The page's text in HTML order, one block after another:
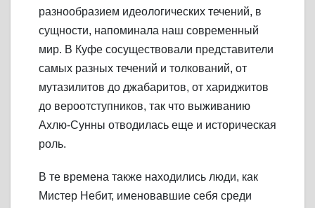
разнообразием идеологических течений, в
сущности, напоминала наш современный
мир. В Куфе сосуществовали представители
самых разных течений и толкований, от
мутазилитов до джабаритов, от хариджитов
до вероотступников, так что выживанию
Ахлю-Сунны отводилась еще и историческая
роль.
В те времена также находились люди, как
Мистер Небит, именовавшие себя среди